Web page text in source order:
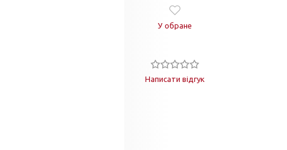
У обране
Написати відгук